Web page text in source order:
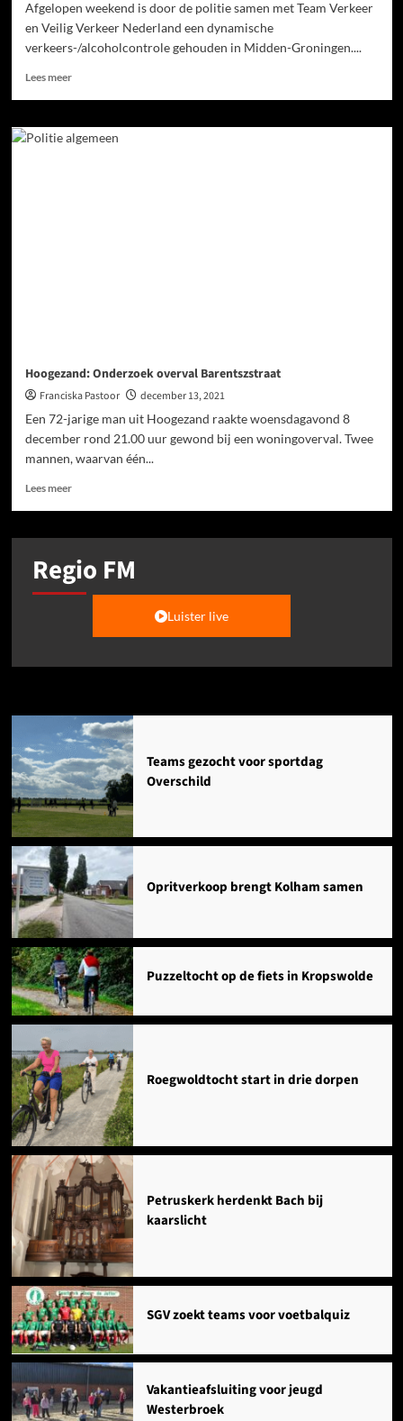
Afgelopen weekend is door de politie samen met Team Verkeer
en Veilig Verkeer Nederland een dynamische
verkeers-/alcoholcontrole gehouden in Midden-Groningen....
Lees meer
Hoogezand: Onderzoek overval Barentszstraat
Franciska Pastoor
december 13, 2021
Een 72-jarige man uit Hoogezand raakte woensdagavond 8
december rond 21.00 uur gewond bij een woningoverval. Twee
mannen, waarvan één...
Lees meer
Regio FM
Luister live
Agenda
Teams gezocht voor sportdag
Overschild
Opritverkoop brengt Kolham samen
Puzzeltocht op de fiets in Kropswolde
Roegwoldtocht start in drie dorpen
Petruskerk herdenkt Bach bij
kaarslicht
SGV zoekt teams voor voetbalquiz
Vakantieafsluiting voor jeugd
Westerbroek